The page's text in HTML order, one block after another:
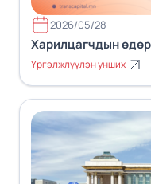
2026/05/28
Харилцагчдын
Үргэлжлүүлэн унших